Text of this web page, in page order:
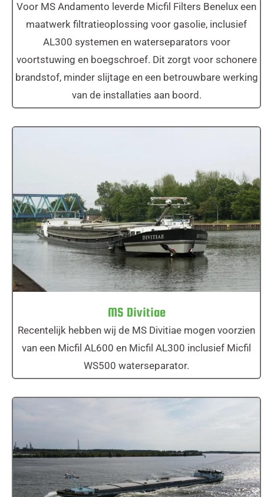
Voor MS Andamento leverde Micfil Filters Benelux een
maatwerk filtratieoplossing voor gasolie, inclusief
AL300 systemen en waterseparators voor
voortstuwing en boegschroef. Dit zorgt voor schonere
brandstof, minder slijtage en een betrouwbare werking
van de installaties aan boord.
MS Divitiae
MS Divitiae
Recentelijk hebben wij de MS Divitiae mogen voorzien
van een Micfil AL600 en Micfil AL300 inclusief Micfil
WS500 waterseparator.
MS Mededinger